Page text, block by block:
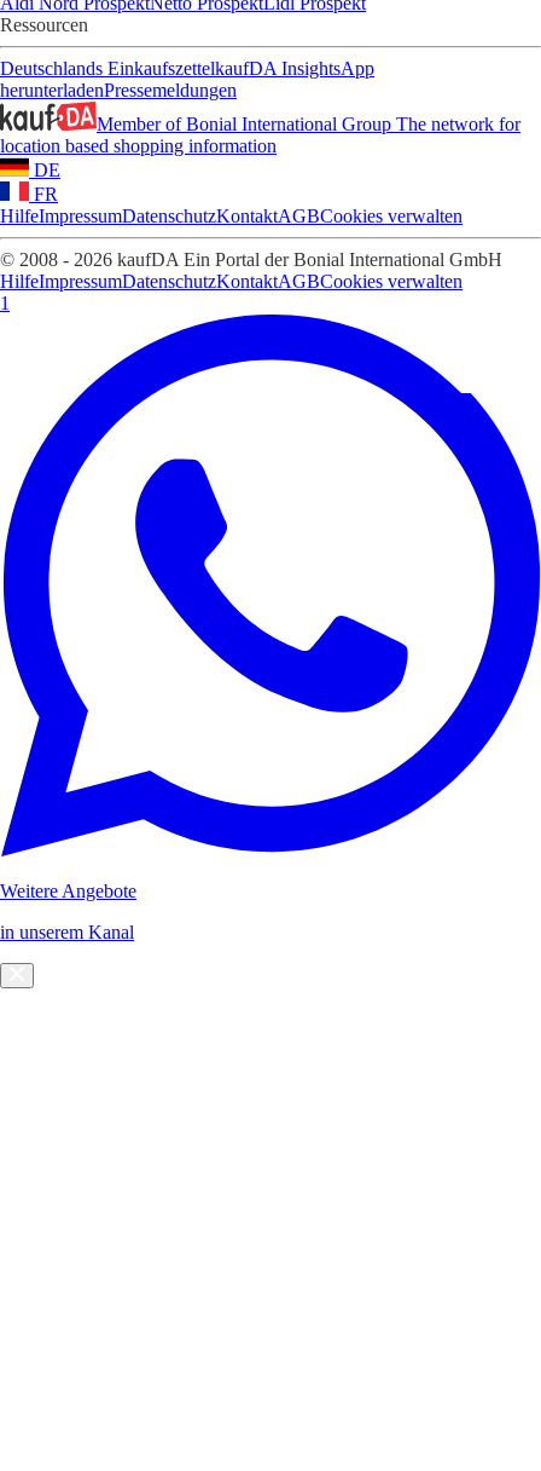
Ressourcen
Deutschlands EinkaufszettelkaufDA InsightsApp
herunterladenPressemeldungen
Member of Bonial International Group The network for
location based shopping information
DE
FR
HilfeImpressumDatenschutzKontaktAGBCookies verwalten
© 2008 - 2026 kaufDA Ein Portal der Bonial International GmbH
HilfeImpressumDatenschutzKontaktAGBCookies verwalten
1
Weitere Angebote
in unserem Kanal